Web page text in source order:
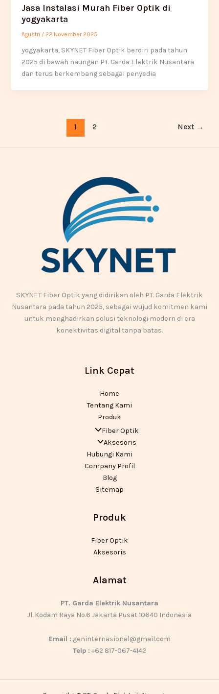
Jasa Instalasi Murah Fiber Optik di
yogyakarta
Agustri / 22 November 2025
yogyakarta, SKYNET Fiber Optik berdiri pada tahun
2025 di bawah naungan PT. Garda Elektrik Nusantara
dan terus berkembang sebagai penyedia
1 2 Next →
SKYNET Fiber Optik yang didirikan oleh PT. Garda Elektrik
Nusantara pada tahun 2025, sebagai wujud komitmen kami
untuk menghadirkan solusi teknologi modern di era
konektivitas digital tanpa batas.
Link Cepat
Home
Tentang Kami
Produk
Fiber Optik
Aksesoris
Hubungi Kami
Company Profil
Blog
Sitemap
Produk
Fiber Optik
Aksesoris
Alamat
PT. Garda Elektrik Nusantara
Jl. Kodam Raya No.6 Jakarta Pusat 10640 Indonesia
Email : geninternasional@gmail.com
Telp : +62 817-067-4142